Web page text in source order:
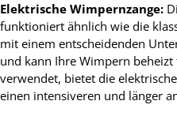
Elektrische Wimpernzange:
funktioniert ähnlich wie die
mit einem entscheidenden
und kann Ihre Wimpern
verwendet, bietet die
einen intensiveren und länger